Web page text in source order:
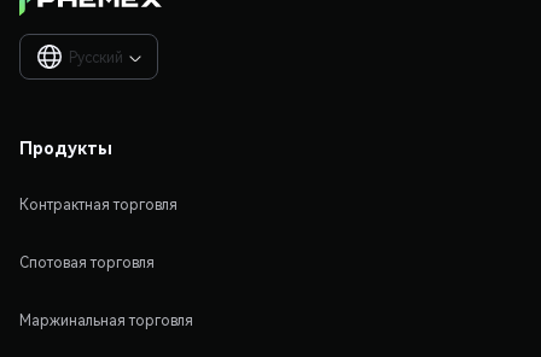
Русский 
Продукты
Контрактная торговля
Спотовая торговля
Маржинальная торговля